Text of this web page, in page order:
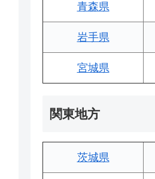
青森県
岩手県
宮城県
関東地方
茨城県